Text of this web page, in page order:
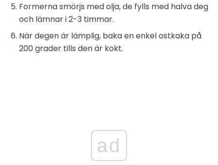
Formerna smörjs med olja, de fylls med halva deg
och lämnar i 2-3 timmar.
När degen är lämplig, baka en enkel ostkaka på
200 grader tills den är kokt.
ad